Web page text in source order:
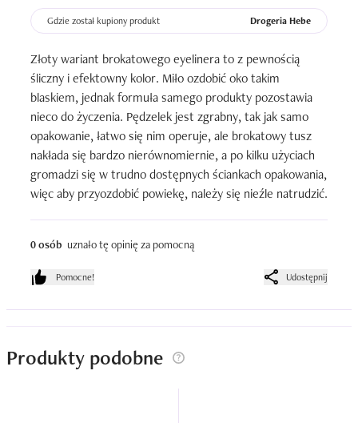
Gdzie został kupiony produkt Drogeria Hebe
Złoty wariant brokatowego eyelinera to z pewnością
śliczny i efektowny kolor. Miło ozdobić oko takim
blaskiem, jednak formuła samego produkty pozostawia
nieco do życzenia. Pędzelek jest zgrabny, tak jak samo
opakowanie, łatwo się nim operuje, ale brokatowy tusz
nakłada się bardzo nierównomiernie, a po kilku użyciach
gromadzi się w trudno dostępnych ściankach opakowania,
więc aby przyozdobić powiekę, należy się nieźle natrudzić.
0 osób uznało tę opinię za pomocną
Pomocne! Udostępnij
Produkty podobne